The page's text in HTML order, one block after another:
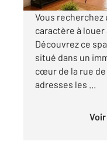
Vous
caractère à louer
Découvrez ce
situé dans un
cœur de la rue
adresses les ...